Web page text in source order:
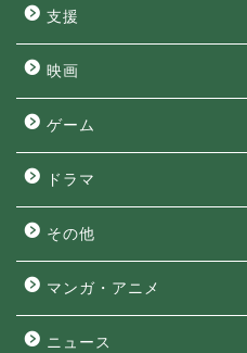
支援
映画
ゲーム
ドラマ
その他
マンガ・アニメ
ニュース